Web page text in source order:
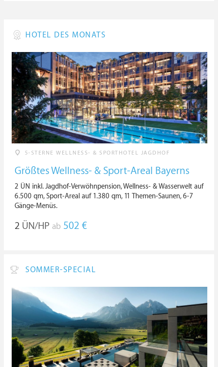
HOTEL DES MONATS
5-STERNE WELLNESS- & SPORTHOTEL JAGDHOF
Größtes Wellness- & Sport-Areal Bayerns
2 ÜN inkl. Jagdhof-Verwöhnpension, Wellness- & Wasserwelt auf
6.500 qm, Sport-Areal auf 1.380 qm, 11 Themen-Saunen, 6-7
Gänge-Menüs.
2 ÜN/HP ab 502 €
SOMMER-SPECIAL